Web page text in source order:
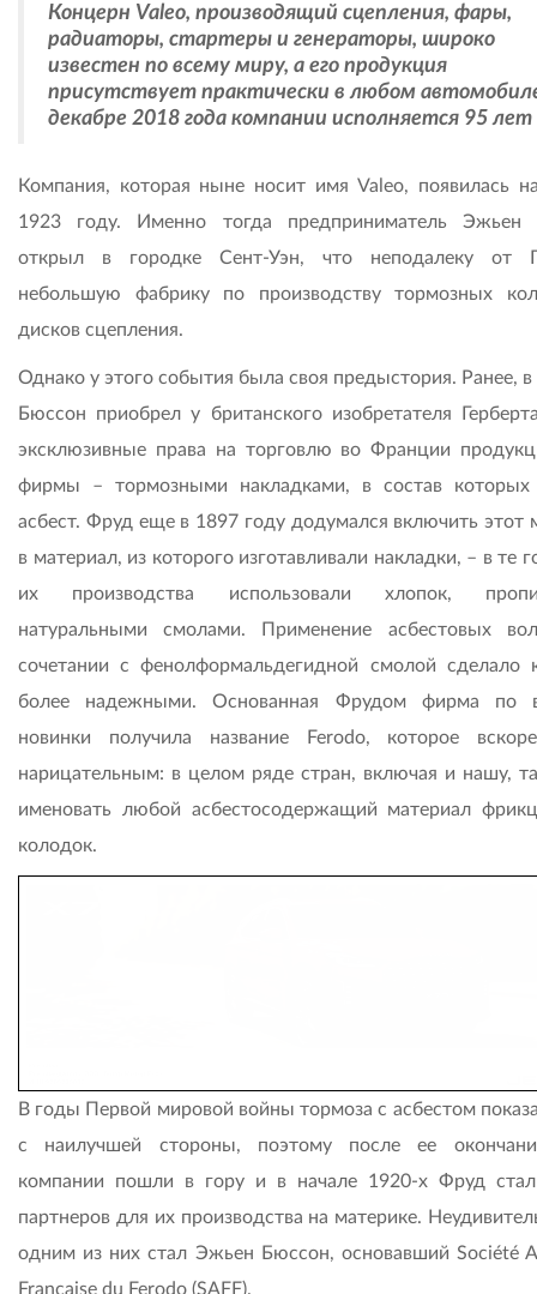
Концерн Valeo, производящий сцепления, фары,
радиаторы, стартеры и генераторы, широко
известен по всему миру, а его продукция
присутствует практически в любом
декабре 2018 года компании исполняется 95 лет
Компания, которая ныне носит имя Valeo, появилась
1923 году. Именно тогда предприниматель Эжьен
открыл в городке Сент-Уэн, что неподалеку от
небольшую фабрику по производству тормозных
дисков сцепления.
Однако у этого события была своя предыстория. Ранее,
Бюссон приобрел у британского изобретателя
эксклюзивные права на торговлю во Франции
фирмы – тормозными накладками, в состав которых
асбест. Фруд еще в 1897 году додумался включить этот
в материал, из которого изготавливали накладки, – в те
их производства использовали хлопок,
натуральными смолами. Применение асбестовых
сочетании с фенолформальдегидной смолой сделало
более надежными. Основанная Фрудом фирма по
новинки получила название Ferodo, которое
нарицательным: в целом ряде стран, включая и нашу,
именовать любой асбестосодержащий материал
колодок.
В годы Первой мировой войны тормоза с асбестом
с наилучшей стороны, поэтому после ее
компании пошли в гору и в начале 1920-х Фруд стал
партнеров для их производства на материке.
одним из них стал Эжьен Бюссон, основавший Société
Française du Ferodo (SAFF).